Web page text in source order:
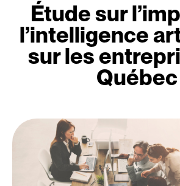
Étude sur
l’intelligence
sur les
Québec